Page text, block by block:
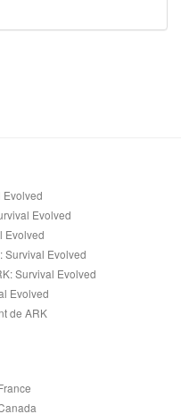
Evolved
Evolved
Evolved
Survival Evolved
Survival Evolved
Evolved
de ARK